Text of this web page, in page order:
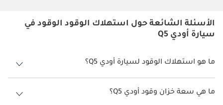
الأسئلة الشائعة حول استهلاك الوقود الوقود في
سيارة أودي Q5
ما هو استهلاك الوقود لسيارة أودي Q5؟
يتراوح استهلاك الوقود لسيارة أودي Q5 بين 9 كم/ليتر - 11 كم/ليتر.
ما هي سعة خزان وقود أودي Q5؟